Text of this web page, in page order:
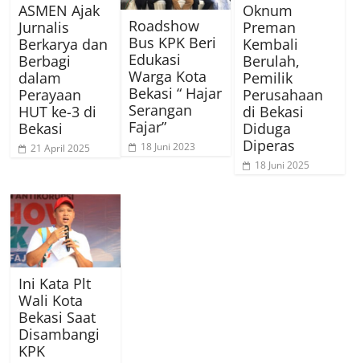
ASMEN Ajak
Jurnalis
Berkarya dan
Berbagi
dalam
Perayaan
HUT ke-3 di
Bekasi
21 April 2025
Roadshow
Bus KPK Beri
Edukasi
Warga Kota
Bekasi “ Hajar
Serangan
Fajar”
18 Juni 2023
Oknum
Preman
Kembali
Berulah,
Pemilik
Perusahaan
di Bekasi
Diduga
Diperas
18 Juni 2025
Ini Kata Plt
Wali Kota
Bekasi Saat
Disambangi
KPK